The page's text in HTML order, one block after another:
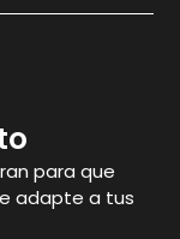
para que
adapte a tus